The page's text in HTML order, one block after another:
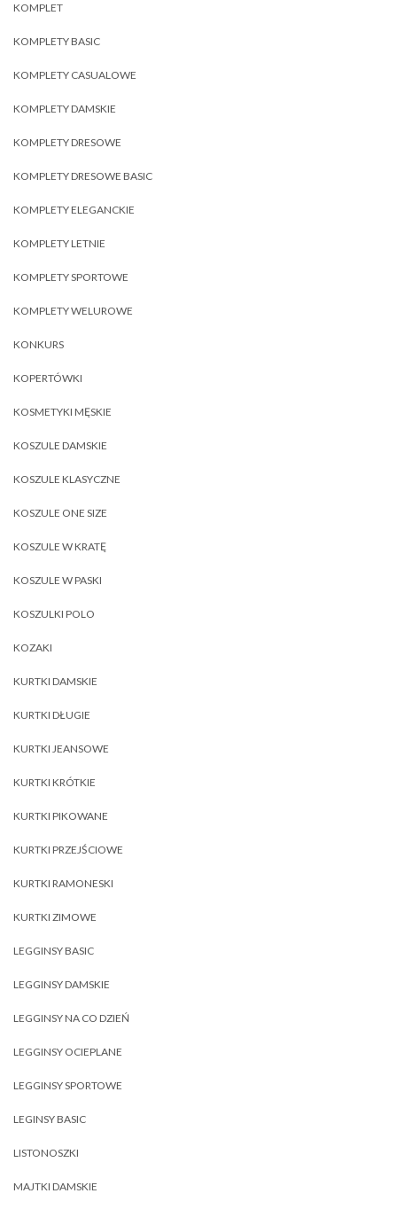
KOMPLET
KOMPLETY BASIC
KOMPLETY CASUALOWE
KOMPLETY DAMSKIE
KOMPLETY DRESOWE
KOMPLETY DRESOWE BASIC
KOMPLETY ELEGANCKIE
KOMPLETY LETNIE
KOMPLETY SPORTOWE
KOMPLETY WELUROWE
KONKURS
KOPERTÓWKI
KOSMETYKI MĘSKIE
KOSZULE DAMSKIE
KOSZULE KLASYCZNE
KOSZULE ONE SIZE
KOSZULE W KRATĘ
KOSZULE W PASKI
KOSZULKI POLO
KOZAKI
KURTKI DAMSKIE
KURTKI DŁUGIE
KURTKI JEANSOWE
KURTKI KRÓTKIE
KURTKI PIKOWANE
KURTKI PRZEJŚCIOWE
KURTKI RAMONESKI
KURTKI ZIMOWE
LEGGINSY BASIC
LEGGINSY DAMSKIE
LEGGINSY NA CO DZIEŃ
LEGGINSY OCIEPLANE
LEGGINSY SPORTOWE
LEGINSY BASIC
LISTONOSZKI
MAJTKI DAMSKIE